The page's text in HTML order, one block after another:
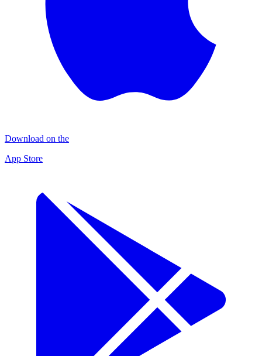
Download on the
App Store